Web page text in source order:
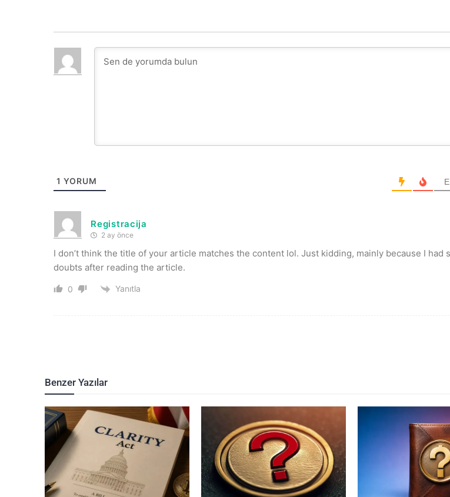
1 YORUM
Registracija
2 ay önce
I don’t think the title of your article matches the content lol. Just kidding, mainly because I had
doubts after reading the article.
0 Yanıtla
Benzer Yazılar